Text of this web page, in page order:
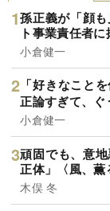
孫正義が「顔
ト事業責任者
小倉健一
「好きなこと
正論すぎて、ぐ
小倉健一
頑固でも、意
正体」〈風、薫
木俣 冬